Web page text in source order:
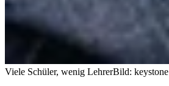
Viele Schüler, wenig LehrerBild: keystone